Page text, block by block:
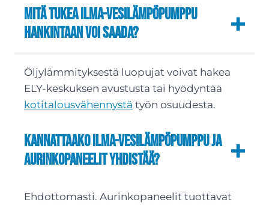
Mitä tukea ilma-vesilämpöpumppu
hankintaan voi saada?
Öljylämmityksestä luopujat voivat hakea
ELY-keskuksen avustusta tai hyödyntää
kotitalousvähennystä työn osuudesta.
Kannattaako ilma-vesilämpöpumppu ja
aurinkopaneelit yhdistää?
Ehdottomasti. Aurinkopaneelit tuottavat